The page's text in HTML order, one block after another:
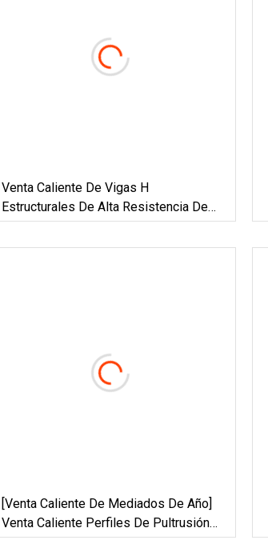
Venta Caliente De Vigas H
Estructurales De Alta Resistencia De
Plástico FRP/GRP De Fibra De
Vidrio/vigas I Para Mina.
[Venta Caliente De Mediados De Año]
Venta Caliente Perfiles De Pultrusión
De Fibra De Vidrio FRP GRP Formas